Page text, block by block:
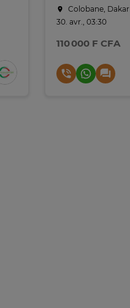
Colobane, Dakar
30. avr., 03:30
110 000 F CFA